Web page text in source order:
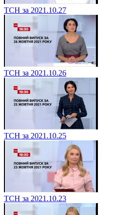
ТСН за 2021.10.27
ТСН за 2021.10.26
ТСН за 2021.10.25
ТСН за 2021.10.23